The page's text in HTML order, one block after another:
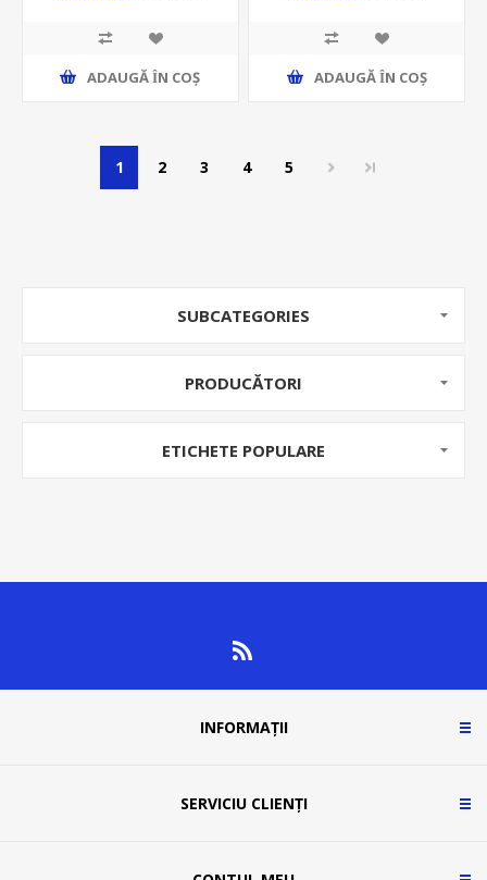
ADAUGĂ ȊN COŞ ADAUGĂ ȊN COŞ
1 2 3 4 5
SUBCATEGORIES
PRODUCĂTORI
ETICHETE POPULARE
INFORMAȚII
SERVICIU CLIENȚI